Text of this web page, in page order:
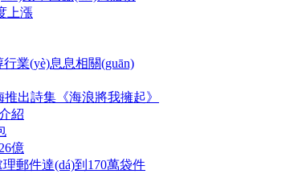
上漲
行業(yè)息息相關(guān)
出詩集《海浪將我擁起》
紹
億
郵件達(dá)到170萬袋件